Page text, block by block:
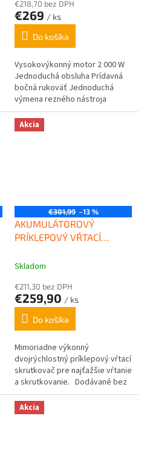
€218,70 bez DPH
€269 / ks
Do košíka
Vysokovýkonný motor 2 000 W
Jednoduchá obsluha Prídavná
bočná rukoväť Jednoduchá
výmena rezného nástroja
Akcia
€301,99 –13 %
AKUMULÁTOROVÝ
PRÍKLEPOVÝ VŔTACÍ
PRÍKLEPOM DHP486Z
Skladom
€211,30 bez DPH
€259,90 / ks
Do košíka
Mimoriadne výkonný
dvojrýchlostný príklepový vŕtací
skrutkovač pre najťažšie vŕtanie
a skrutkovanie. Dodávané bez
batérií a nabíjačky.
Akcia